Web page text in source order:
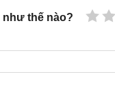
như thế nào? 2
1